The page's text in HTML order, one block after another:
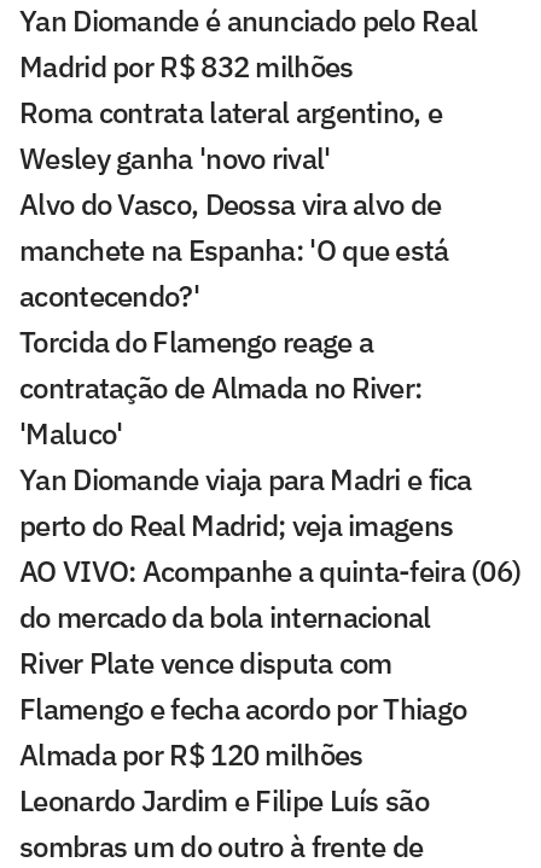
Yan Diomande é anunciado pelo Real
Madrid por R$ 832 milhões
Roma contrata lateral argentino, e
Wesley ganha 'novo rival'
Alvo do Vasco, Deossa vira alvo de
manchete na Espanha: 'O que está
acontecendo?'
Torcida do Flamengo reage a
contratação de Almada no River:
'Maluco'
Yan Diomande viaja para Madri e fica
perto do Real Madrid; veja imagens
AO VIVO: Acompanhe a quinta-feira (06)
do mercado da bola internacional
River Plate vence disputa com
Flamengo e fecha acordo por Thiago
Almada por R$ 120 milhões
Leonardo Jardim e Filipe Luís são
sombras um do outro à frente de